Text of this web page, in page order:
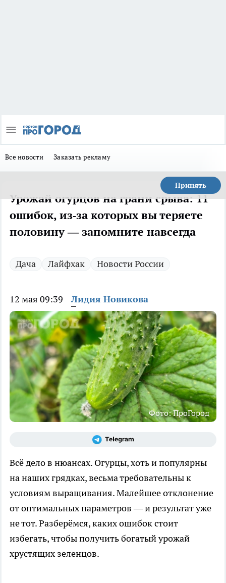
Все новости Заказать рекламу
Принять
Урожай огурцов на грани срыва: 11
ошибок, из‑за которых вы теряете
половину — запомните навсегда
Дача Лайфхак Новости России
12 мая 09:39 Лидия Новикова
Фото: ПроГород
Всё дело в нюансах. Огурцы, хоть и популярны
на наших грядках, весьма требовательны к
условиям выращивания. Малейшее отклонение
от оптимальных параметров — и результат уже
не тот. Разберёмся, каких ошибок стоит
избегать, чтобы получить богатый урожай
хрустящих зеленцов.